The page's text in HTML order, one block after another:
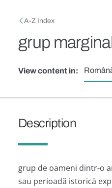
Breadcrumb
A-Z Index
grup
View content in:
Description
grup de oameni dintr-o
sau perioadă istorică